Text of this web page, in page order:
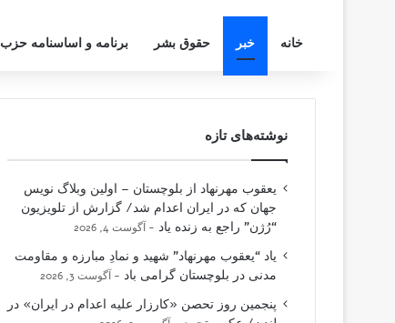
خانه خبر حقوق بشر برنامه و اساسنامه حزب
نوشته‌های تازه
یعقوب مهرنهاد از بلوچستان – اولین وبلاگ نویس
جهان که در ایران اعدام شد/ گزارش از تلویزیون
“رُژن” راجع به زنده یاد
آگوست 4, 2026
یاد “یعقوب مهرنهاد” شهید و نمادِ مبارزه و مقاومت
مدنی در بلوچستان گرامی باد
آگوست 3, 2026
پنجمین روز تحصن «کارزار علیه اعدام در ایران» در